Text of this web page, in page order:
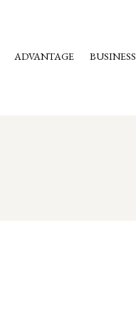
ADVANTAGE BUSINESS